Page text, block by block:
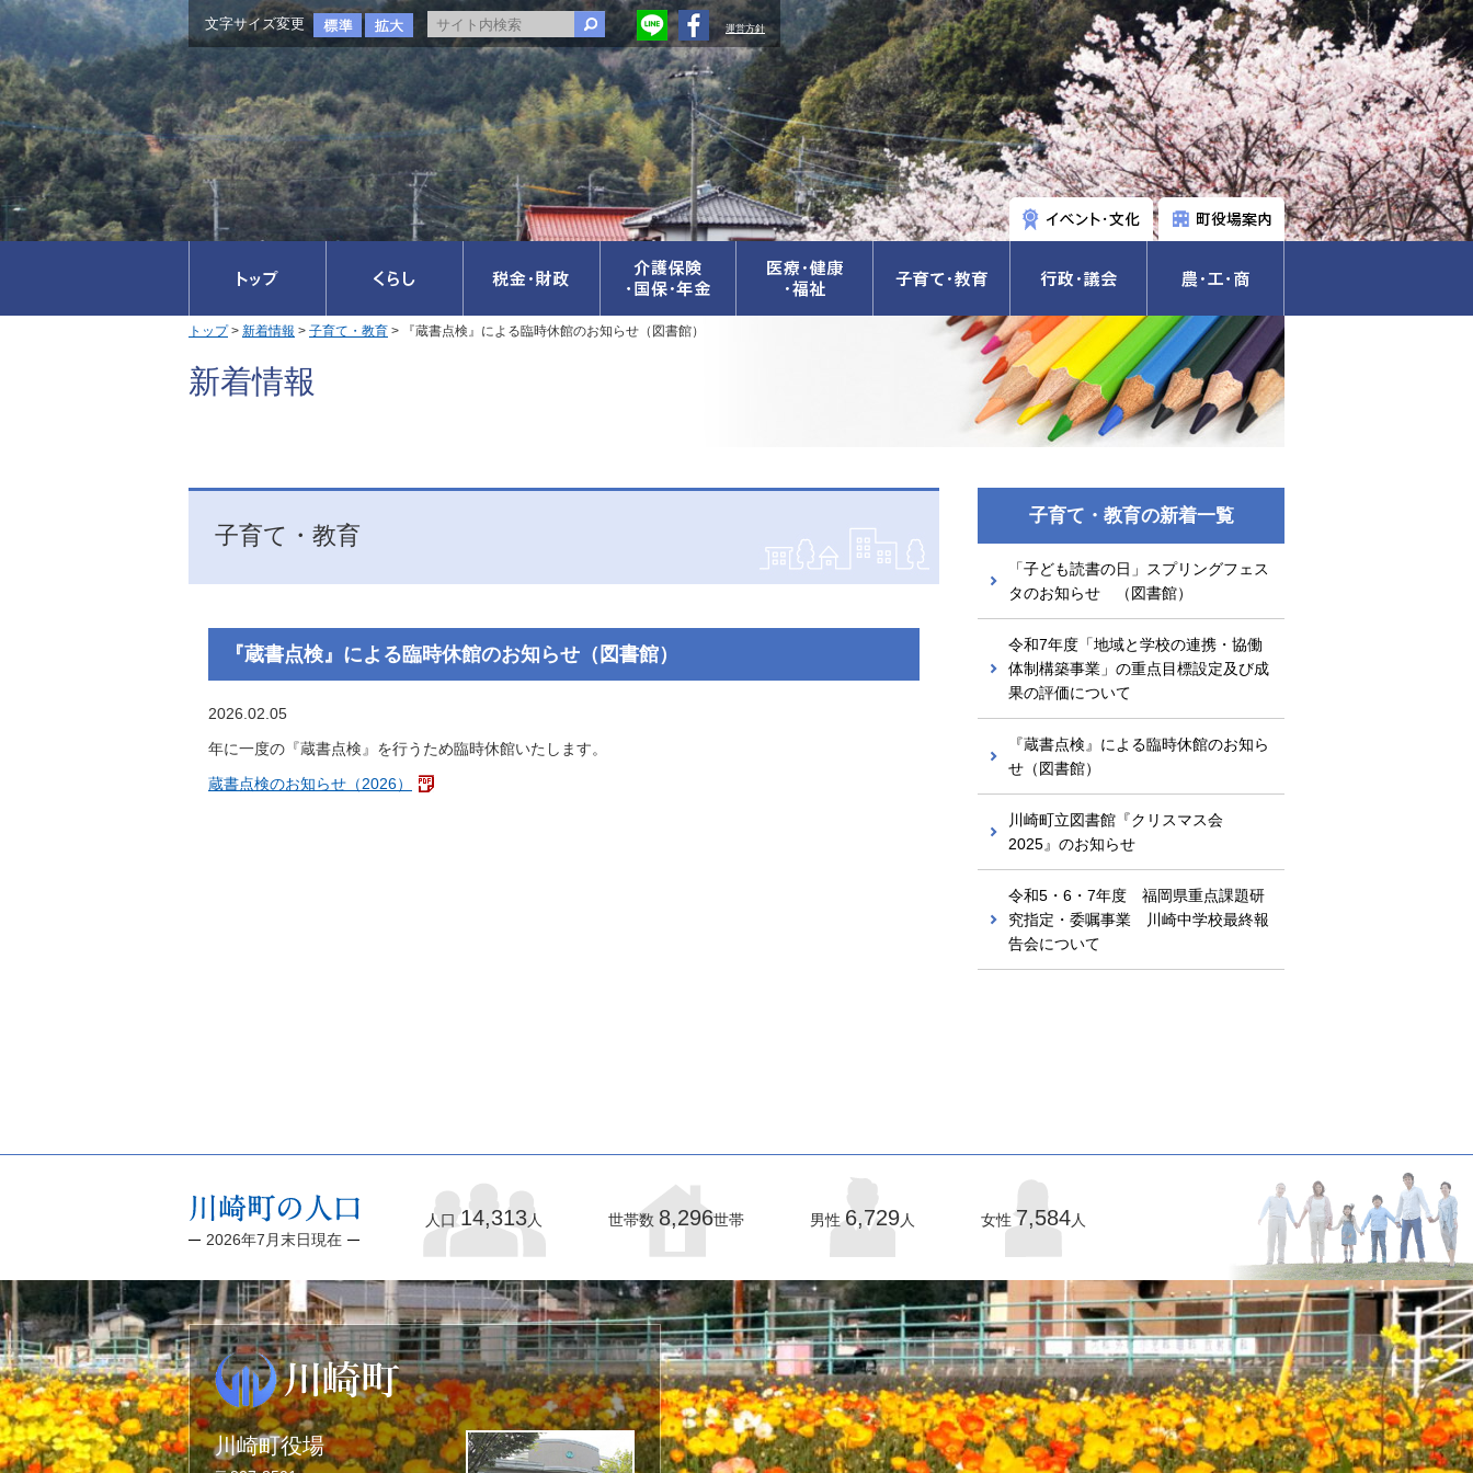
文字サイズ変更 運営方針
新着情報
トップ> 新着情報 > 子育て・教育 > 『蔵書点検』による臨時休館のお知らせ（図書館）
子育て・教育
『蔵書点検』による臨時休館のお知らせ（図書館）
2026.02.05
年に一度の『蔵書点検』を行うため臨時休館いたします。
蔵書点検のお知らせ（2026）
子育て・教育の新着一覧
「子ども読書の日」スプリングフェス
タのお知らせ （図書館）
令和7年度「地域と学校の連携・協働
体制構築事業」の重点目標設定及び成
果の評価について
『蔵書点検』による臨時休館のお知ら
せ（図書館）
川崎町立図書館『クリスマス会
2025』のお知らせ
令和5・6・7年度 福岡県重点課題研
究指定・委嘱事業 川崎中学校最終報
告会について
2026年7月末日現在
人口14,313人 世帯数 8,296世帯 男性6,729人 女性7,584人
川崎町役場